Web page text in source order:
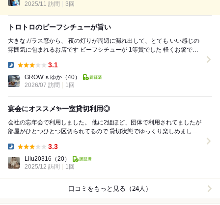
2025/11 訪問
3回
トロトロのビーフシチューが旨い
大きなガラス窓から、 夜の灯りが周辺に漏れ出して、とても いい感じの
雰囲気に包まれるお店です ビーフシチューが 1等賞でした 軽くお箸でお
3.1
GROW'ｓゆか （40）
2026/07 訪問
1回
宴会にオススメ✨一室貸切利用◎
会社の忘年会で利用しました。 他に2組ほど、団体で利用されてましたが
部屋がひとつひとつ区切られてるので 貸切状態でゆっくり楽しめました
3.3
Lilu20316 （20）
2025/12 訪問
1回
口コミをもっと見る（24人）